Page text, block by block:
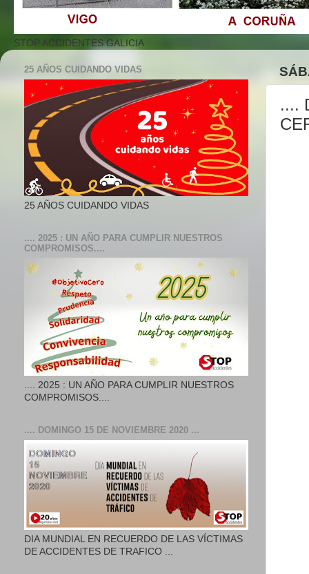
STOP ACCIDENTES GALICIA
....
25 AÑOS CUIDANDO VIDAS
25 AÑOS CUIDANDO VIDAS
.... 2025 : UN AÑO PARA CUMPLIR NUESTROS
COMPROMISOS....
.... 2025 : UN AÑO PARA CUMPLIR NUESTROS
COMPROMISOS....
.... DOMINGO 15 DE NOVIEMBRE 2020 ...
DIA MUNDIAL EN RECUERDO DE LAS VÍCTIMAS
DE ACCIDENTES DE TRAFICO ...